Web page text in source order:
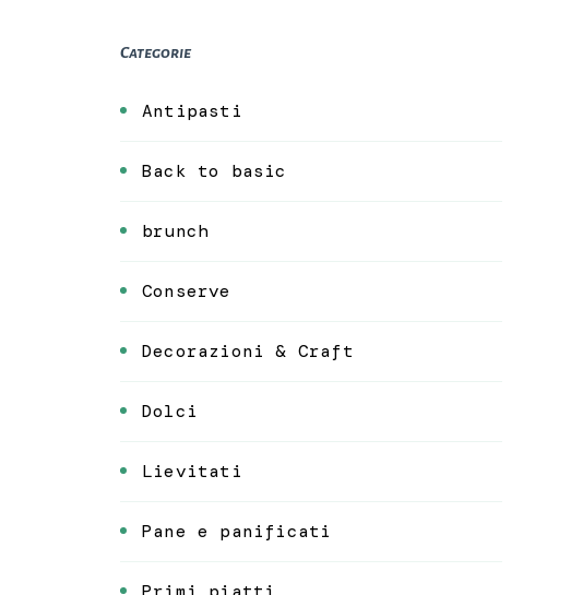
Categorie
Antipasti
Back to basic
brunch
Conserve
Decorazioni & Craft
Dolci
Lievitati
Pane e panificati